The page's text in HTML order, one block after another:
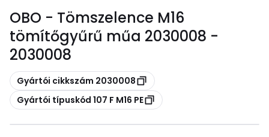
OBO - Tömszelence M16
tömítőgyűrű műa 2030008 -
2030008
Másolás
Gyártói cikkszám 2030008
Másolás
Gyártói típuskód 107 F M16 PE